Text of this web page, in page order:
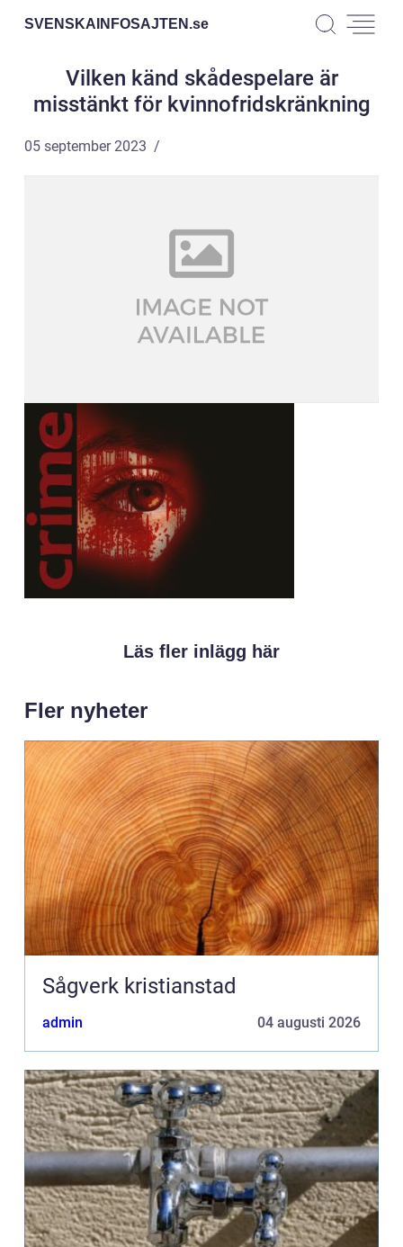
SVENSKAINFOSAJTEN.se
Vilken känd skådespelare är
misstänkt för kvinnofridskränkning
05 september 2023
Läs fler inlägg här
Fler nyheter
Sågverk kristianstad
admin 04 augusti 2026